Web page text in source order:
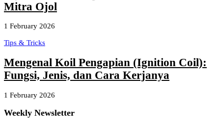
Mitra Ojol
1 February 2026
Tips & Tricks
Mengenal Koil Pengapian (Ignition Coil):
Fungsi, Jenis, dan Cara Kerjanya
1 February 2026
Weekly Newsletter